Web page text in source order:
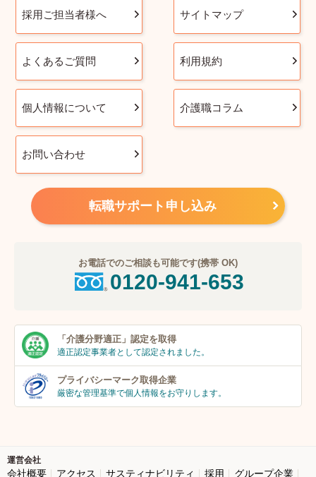
採用ご担当者様へ サイトマップ
よくあるご質問 利用規約
個人情報について 介護職コラム
お問い合わせ
転職サポート申し込み
お電話でのご相談も可能です(携帯 OK)
0120-941-653
「介護分野適正」 認定を取得
適正認定事業者として認定されました。
プライバシーマーク取得企業
厳密な管理基準で個人情報をお守りします。
運営会社
会社概要 アクセス サスティナビリティ 採用 グループ企業